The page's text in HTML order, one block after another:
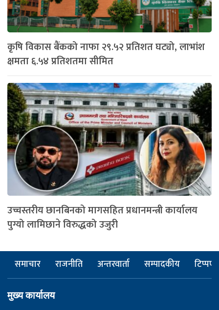
कृषि विकास बैंकको नाफा २९.५२ प्रतिशत घट्यो, लाभांश
क्षमता ६.५४ प्रतिशतमा सीमित
उच्चस्तरीय छानबिनको मागसहित प्रधानमन्त्री कार्यालय
पुग्यो लामिछाने विरुद्धको उजुरी
समाचार राजनीति अन्तरवार्ता सम्पादकीय टिप्पणी
मुख्य कार्यालय